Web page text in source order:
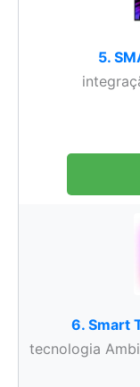
5.
6. Smart
tecnologia